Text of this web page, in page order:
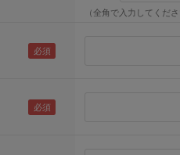
（全角で入力してくださ